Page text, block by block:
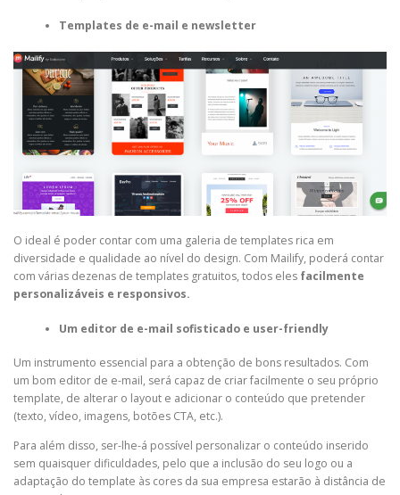
Templates de e-mail e newsletter
O ideal é poder contar com uma galeria de templates rica em
diversidade e qualidade ao nível do design. Com Mailify, poderá contar
com várias dezenas de templates gratuitos, todos eles facilmente
personalizáveis e responsivos.
Um editor de e-mail sofisticado e user-friendly
Um instrumento essencial para a obtenção de bons resultados. Com
um bom editor de e-mail, será capaz de criar facilmente o seu próprio
template, de alterar o layout e adicionar o conteúdo que pretender
(texto, vídeo, imagens, botões CTA, etc.).
Para além disso, ser-lhe-á possível personalizar o conteúdo inserido
sem quaisquer dificuldades, pelo que a inclusão do seu logo ou a
adaptação do template às cores da sua empresa estarão à distância de